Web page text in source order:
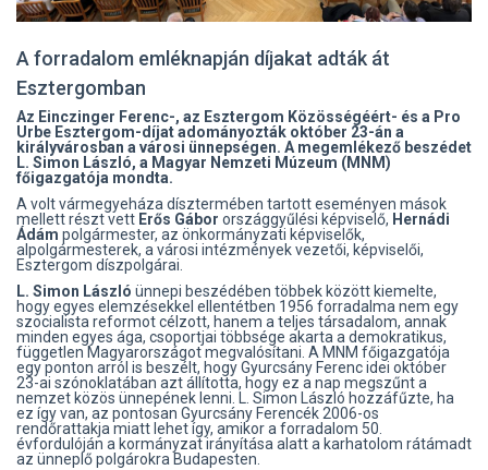
A forradalom emléknapján díjakat adták át
Esztergomban
Az Einczinger Ferenc-, az Esztergom Közösségéért- és a Pro
Urbe Esztergom-díjat adományozták október 23-án a
királyvárosban a városi ünnepségen. A megemlékező beszédet
L. Simon László, a Magyar Nemzeti Múzeum (MNM)
főigazgatója mondta.
A volt vármegyeháza dísztermében tartott eseményen mások
mellett részt vett Erős Gábor országgyűlési képviselő, Hernádi
Ádám polgármester, az önkormányzati képviselők,
alpolgármesterek, a városi intézmények vezetői, képviselői,
Esztergom díszpolgárai.
L. Simon László ünnepi beszédében többek között kiemelte,
hogy egyes elemzésekkel ellentétben 1956 forradalma nem egy
szocialista reformot célzott, hanem a teljes társadalom, annak
minden egyes ága, csoportjai többsége akarta a demokratikus,
független Magyarországot megvalósítani. A MNM főigazgatója
egy ponton arról is beszélt, hogy Gyurcsány Ferenc idei október
23-ai szónoklatában azt állította, hogy ez a nap megszűnt a
nemzet közös ünnepének lenni. L. Simon László hozzáfűzte, ha
ez így van, az pontosan Gyurcsány Ferencék 2006-os
rendőrattakja miatt lehet így, amikor a forradalom 50.
évfordulóján a kormányzat irányítása alatt a karhatolom rátámadt
az ünneplő polgárokra Budapesten.